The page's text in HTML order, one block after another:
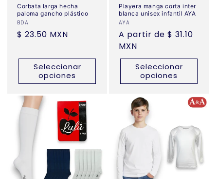
Corbata larga hecha
paloma gancho plástico
Proveedor:
BDA
Precio
$ 23.50 MXN
Seleccionar
opciones
Playera manga corta inter
blanca unisex infantil AYA
Proveedor:
AYA
Precio
habitual
A partir de $ 31.10
MXN
Seleccionar
opciones